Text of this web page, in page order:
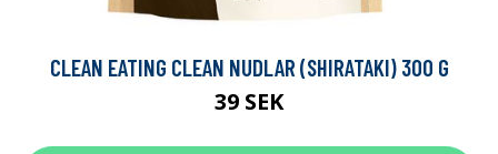
CLEAN EATING CLEAN NUDLAR (SHIRATAKI) 300 G
39 SEK